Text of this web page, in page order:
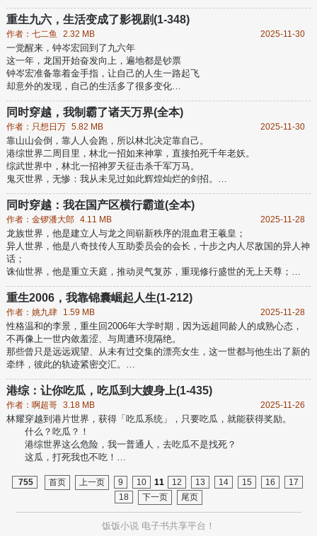
全原创剧情，未看过相关影视剧不影响阅读。...
获得权力值，可以兑换万界任何物品。
锦衣卫杀得朝堂胆寒，破局、延寿，整理后宫，废六部尚书，征伐天下。
在琅琊榜世界，他是一统山河的圣君梁帝：“世人从未站在朕的高出，怎能
评价朕的功绩。”
在大庆世界，他端坐于世界之巅，发出震撼世界的声音：“朕要率领大庆的
铁骑，打下一个大大的疆土！”
在白马世界，他身居
重生九六，生活变成了影视剧(1-348)
作者：七二鱼 2.32 MB 2025-11-30
一觉醒来，钟岑宏回到了九六年
这一年，龙国开始奋发向上，遍地都是钞票
钟岑宏准备靠着金手指，让自己的人生一路起飞
却意外的发现，自己的生活多了很多变化
前世那些影视剧里的人物，居然出现在了身边
钟家村的不远处，多了个莽村，多了个塔寨
原本待开发的老街道，更是分成了旧厂街与花街码头
最有意思的是，高中的老同学也变了
多了个高启兰的同桌，多了个坏女孩魏莱
以及夏凤华、马思艺那一大群同学（隔壁学校）
后面进了大学后，除了影视剧情外
等等，层
同时穿越，我制霸了诸天万界(全本)
作者：只想日万 5.82 MB 2025-11-30
靠山山会倒，靠人人会跑，所以林北决定靠自己。
港综世界二周目里，林北一招如来神掌，直接拍死千年老妖。
综武世界中，林北一招神罗天征击杀千军万马。
鬼灭世界，无惨：我从未见过如此辉煌灿烂的剑招。
某一天，已经屹立在诸天之巅的林北们聚集在一起，俯视这底下众生，心中
的自豪感油然而生。
我林北能有今天，全靠自己坚持不懈的努力！...
同时穿越：我在国产区横行霸道(全本)
作者：金锣潘大郎 4.11 MB 2025-11-28
龙族世界，他是建立人与龙之间崭新秩序的混血君王羲皇；
异人世界，他是八奇技传人互助委员会的会长，十步之内人尽敌国的异人神
话；
诛仙世界，他是重立天庭，推动灵气复苏，重现修行盛世的无上天尊；
大奉世界，他是独辟蹊径，以力证道，推开天道之门的绝世武圣；
遮天世界，他是一世证得不朽身，十世开辟成仙路的绝代天帝；
……
龙族，一人，不良人，遮天，大奉，将夜，斗破，黑神话，天行，武庚纪，
诛仙……
国产区的强度，由我来守护！...
重生2006，我靠锦囊崛起人生(1-212)
作者：姚九肆 1.59 MB 2025-11-28
性格温和的李景，重生回2006年大学时期，因为远超同龄人的成熟心态，
不再像上一世内敛羞涩、与周遭环境隔绝。
那些曾只是远远观望、从未有过交集的漂亮女生，这一世都与他生出了新的
牵绊，彼此的轨迹紧密交汇。
同时因为意外获得“善意回报”系统，身边被忽略的人生关键信息和隐藏机
遇，都通过锦囊成了他改写命运的筹码，最终推着他走出了一条远比上一世
更鲜活、更精彩的人生路。...
港综：让你吃瓜，吃瓜到大嫂身上(1-435)
作者：啊超哥 3.18 MB 2025-11-26
林耀穿越到港片世界，获得「吃瓜系统」，只要吃瓜，就能获得奖励。
什么？吃瓜？！
港综世界这么危险，我一普通人，去吃瓜不是找死？
这瓜，打死我也不吃！
【叮，你目睹了《警察故事》陈家驹追捕朱韬，奖励「双骨龙」！】。
【叮，你目睹了《喋血双雄》教堂枪战……】
抱歉，我刚刚说话太大声！
755 首页 上一页 9 10 11 12 13 14 15 16
17
18
下一页 尾页
饭饭小说 电子书共享平台！